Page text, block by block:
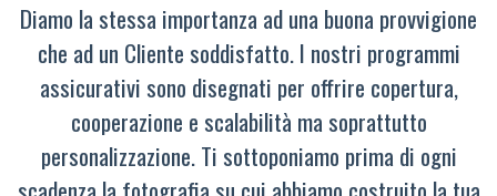
Diamo la stessa importanza ad una buona provvigione
che ad un Cliente soddisfatto. I nostri programmi
assicurativi sono disegnati per offrire copertura,
cooperazione e scalabilità ma soprattutto
personalizzazione. Ti sottoponiamo prima di ogni